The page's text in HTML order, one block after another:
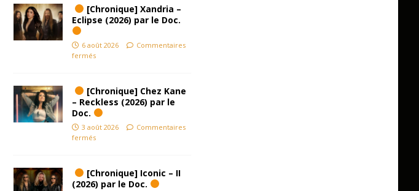
[Chronique] Xandria –
Eclipse (2026) par le Doc.
6 août 2026
Commentaires
fermés
[Chronique] Chez Kane
– Reckless (2026) par le
Doc.
3 août 2026
Commentaires
fermés
[Chronique] Iconic – II
(2026) par le Doc.